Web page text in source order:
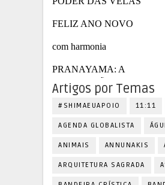
Artigos por Temas
#SHIMAEUAPOIO 11:11
AGENDA GLOBALISTA
ANIMAIS ANNUNAKIS
ARQUITETURA SAGRADA